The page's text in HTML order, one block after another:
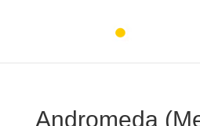
Andromeda